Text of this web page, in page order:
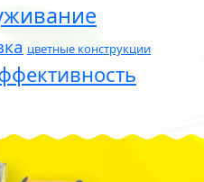
цветные конструкции